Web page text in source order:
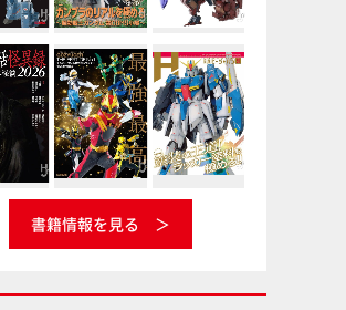
書籍情報を見る